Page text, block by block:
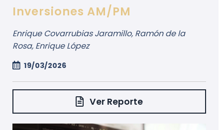
Inversiones AM/PM
Enrique Covarrubias Jaramillo, Ramón de la
Rosa, Enrique López
19/03/2026
Ver Reporte